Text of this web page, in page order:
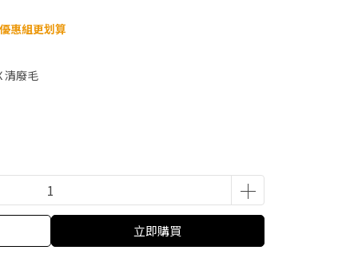
惠組更划算
清廢毛
立即購買